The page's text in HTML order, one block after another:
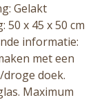
Gelakt
50 x 45 x 50 cm
informatie:
met een
doek.
Maximum